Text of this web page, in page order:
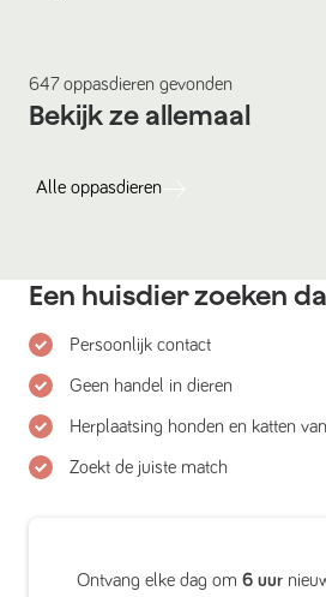
647 oppasdieren gevonden
Bekijk ze allemaal
Alle oppasdieren
Een huisdier zoeken
Persoonlijk contact
Geen handel in dieren
Herplaatsing honden en katten
Zoekt de juiste match
Ontvang elke dag om 6 uur